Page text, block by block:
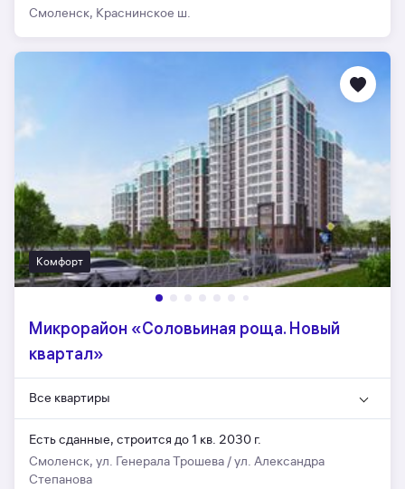
Смоленск, Краснинское ш.
Комфорт
Микрорайон «Соловьиная роща. Новый
квартал»
Все квартиры
Есть сданные, строится до 1 кв. 2030 г.
Смоленск, ул. Генерала Трошева / ул. Александра
Степанова